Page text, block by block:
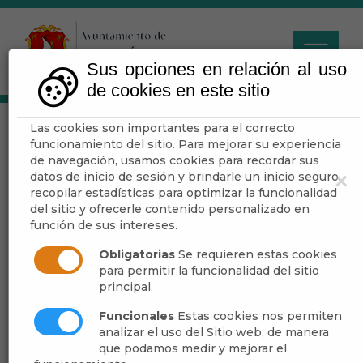
×
Sus opciones en relación al uso
de cookies en este sitio
Las cookies son importantes para el correcto
funcionamiento del sitio. Para mejorar su experiencia
de navegación, usamos cookies para recordar sus
datos de inicio de sesión y brindarle un inicio seguro,
recopilar estadísticas para optimizar la funcionalidad
del sitio y ofrecerle contenido personalizado en
función de sus intereses.
Obligatorias Se requieren estas cookies
para permitir la funcionalidad del sitio
principal.
Funcionales Estas cookies nos permiten
analizar el uso del Sitio web, de manera
que podamos medir y mejorar el
Escuchar
Legado
La riqueza monumental del municipio
de Dalías hay que inscribirla dentro de
su glorioso pasado musulmán, si bien
había enlos cerros de Janda y la
Garita
. No ocurre lo mismo conCelín
en la que destacan latorre de Aljízar
ermitaforman un